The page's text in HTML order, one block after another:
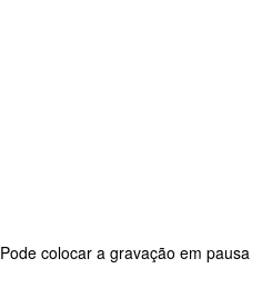
colocar a gravação em pausa